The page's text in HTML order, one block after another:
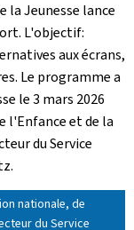
la Jeunesse lance
. L'objectif:
aux écrans,
Le programme a
le 3 mars 2026
l'Enfance et de la
du Service
nationale, de
du Service